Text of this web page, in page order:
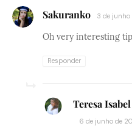
Sakuranko 3 de junho
Oh very interesting
Responder
Teresa
6 de junho de